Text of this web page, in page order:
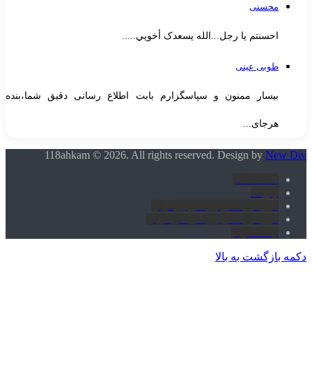
محسنی
احسنتم یا رجل...الله یسعدک أخويي.....
طوبی عینی
بیسار ممنون و سپاسگزارم بابت اطلاع رسانی دقیق شما،بنده
هرجای...
118ahkam © 2026. All rights reserved. Design byNew
بازگشت به بالا